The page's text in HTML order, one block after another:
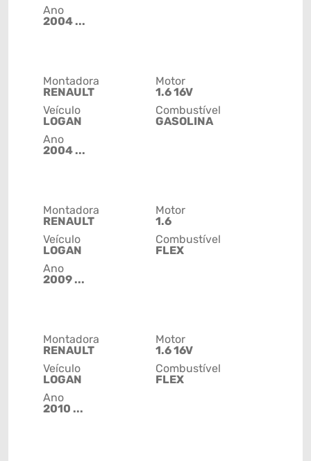
Ano
2004 ...
Montadora
RENAULT
Veículo
LOGAN
Ano
2004 ...
Motor
1.6 16V
Combustível
GASOLINA
Montadora
RENAULT
Veículo
LOGAN
Ano
2009 ...
Motor
1.6
Combustível
FLEX
Montadora
RENAULT
Veículo
LOGAN
Ano
2010 ...
Motor
1.6 16V
Combustível
FLEX